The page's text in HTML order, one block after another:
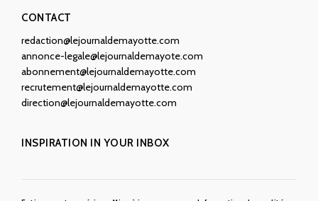
CONTACT
redaction@lejournaldemayotte.com
annonce-legale@lejournaldemayote.com
abonnement@lejournaldemayotte.com
recrutement@lejournaldemayotte.com
direction@lejournaldemayotte.com
INSPIRATION IN YOUR INBOX